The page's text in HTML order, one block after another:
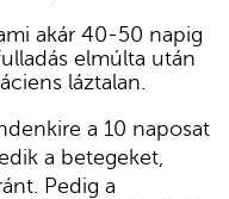
akár 40-50 napig
elmúlta után
láztalan.
a 10 naposat
a betegeket,
Pedig a